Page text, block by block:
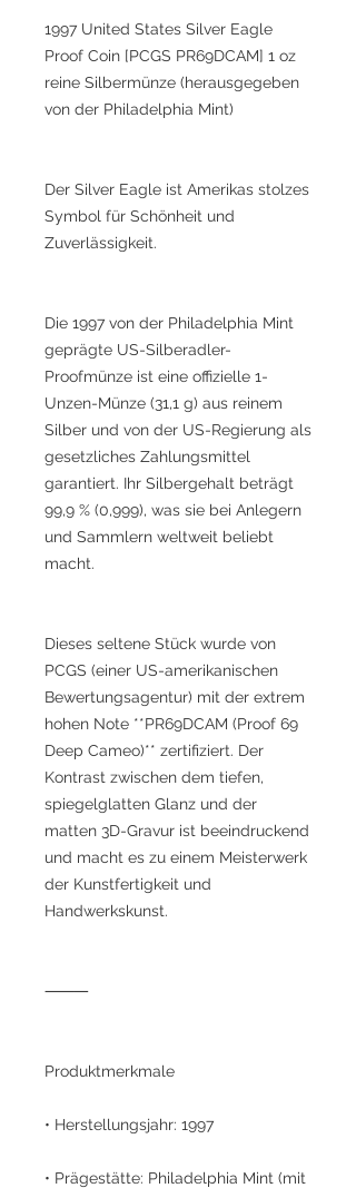
1997 United States Silver Eagle
Proof Coin [PCGS PR69DCAM] 1 oz
reine Silbermünze (herausgegeben
von der Philadelphia Mint)
Der Silver Eagle ist Amerikas stolzes
Symbol für Schönheit und
Zuverlässigkeit.
Die 1997 von der Philadelphia Mint
geprägte US-Silberadler-
Proofmünze ist eine offizielle 1-
Unzen-Münze (31,1 g) aus reinem
Silber und von der US-Regierung als
gesetzliches Zahlungsmittel
garantiert. Ihr Silbergehalt beträgt
99,9 % (0,999), was sie bei Anlegern
und Sammlern weltweit beliebt
macht.
Dieses seltene Stück wurde von
PCGS (einer US-amerikanischen
Bewertungsagentur) mit der extrem
hohen Note **PR69DCAM (Proof 69
Deep Cameo)** zertifiziert. Der
Kontrast zwischen dem tiefen,
spiegelglatten Glanz und der
matten 3D-Gravur ist beeindruckend
und macht es zu einem Meisterwerk
der Kunstfertigkeit und
Handwerkskunst.
⸻
Produktmerkmale
• Herstellungsjahr: 1997
• Prägestätte: Philadelphia Mint (mit